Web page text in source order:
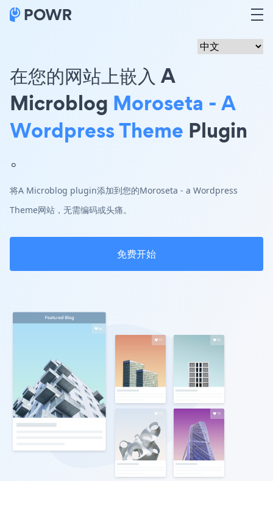
在您的网站上嵌入 A
Microblog Moroseta - A
Wordpress Theme Plugin
。
将A Microblog plugin添加到您的Moroseta - a Wordpress
Theme网站，无需编码或头痛。
免费开始